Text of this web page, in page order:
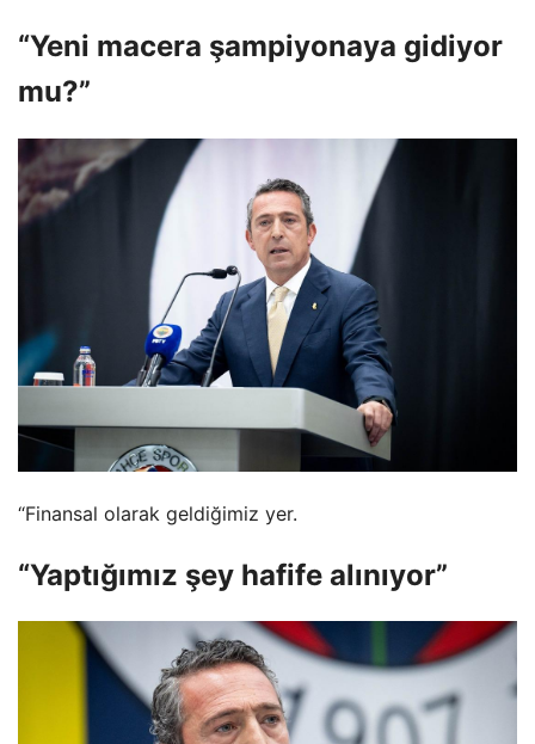
“Yeni macera şampiyonaya gidiyor
mu?”
“Finansal olarak geldiğimiz yer.
“Yaptığımız şey hafife alınıyor”